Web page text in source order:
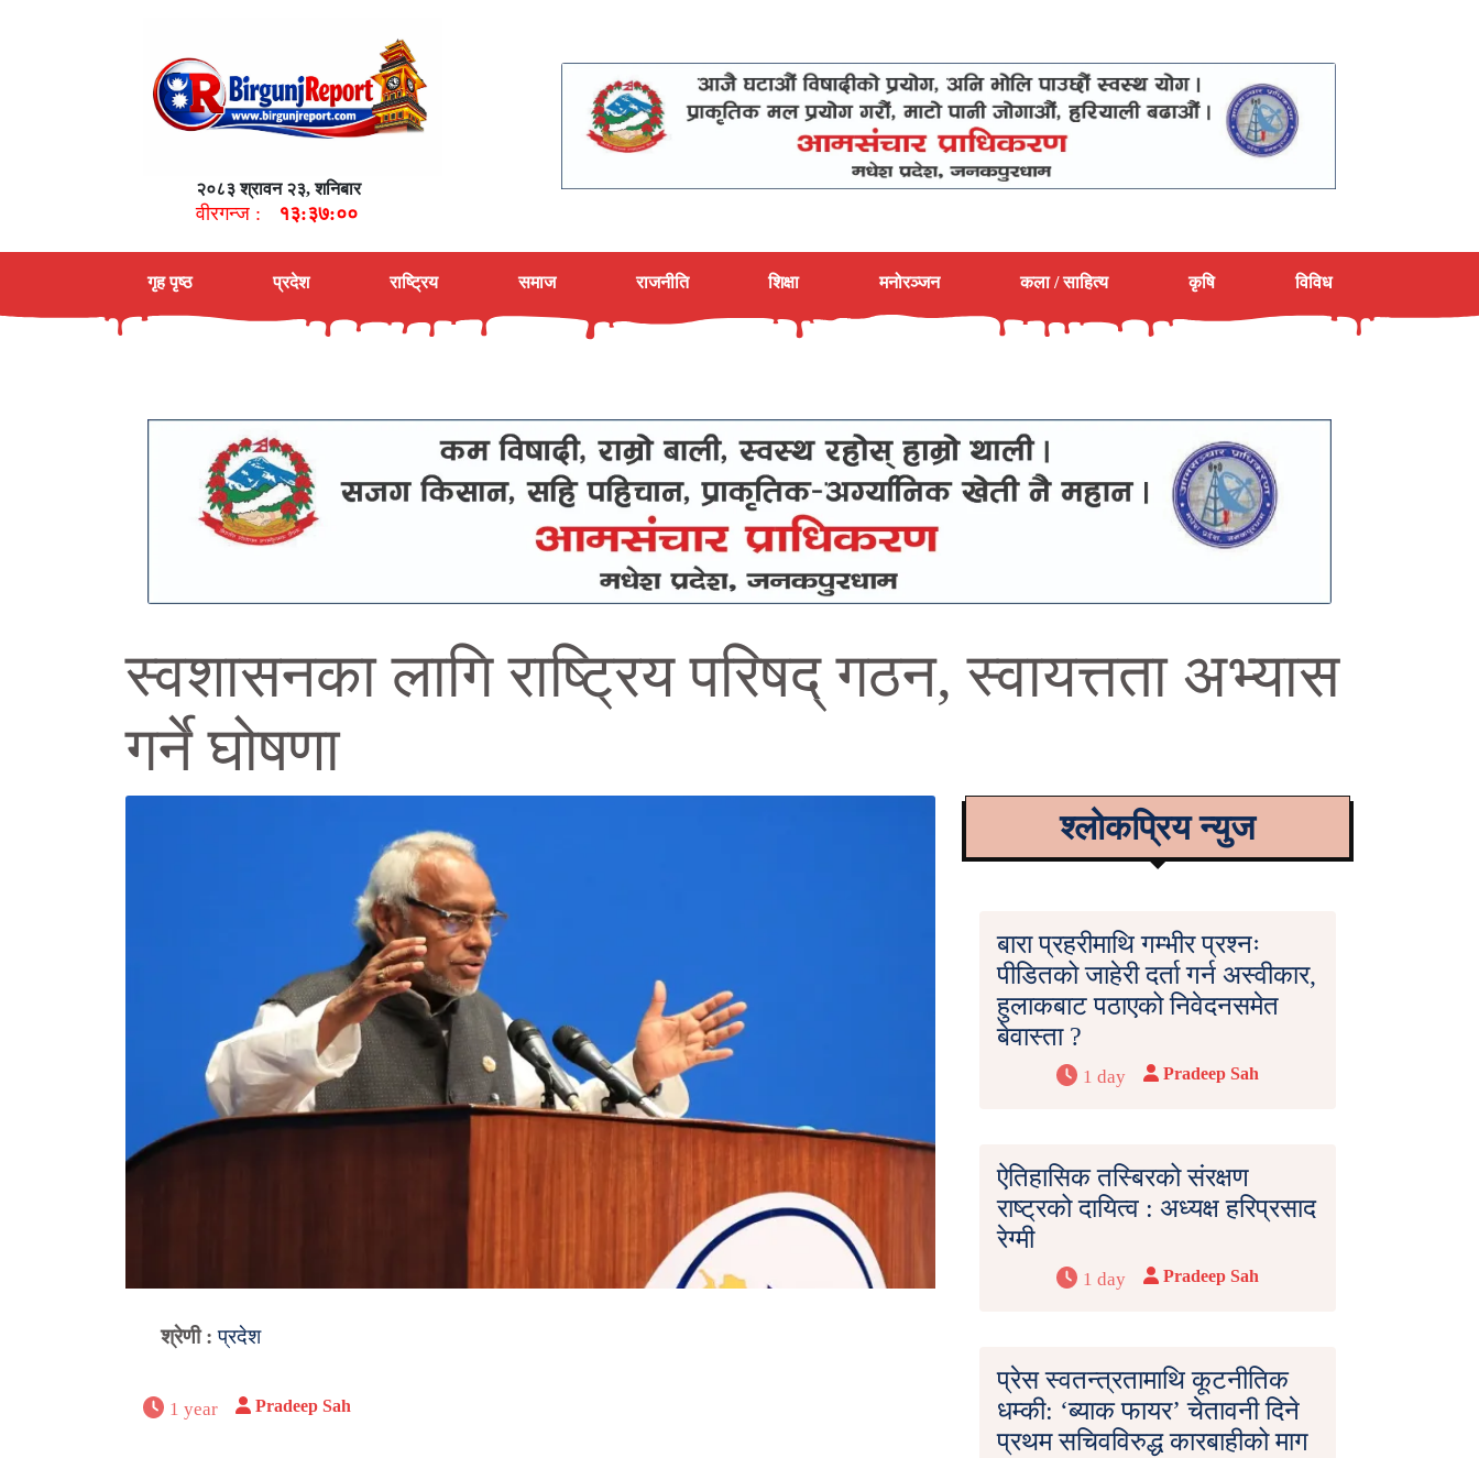
२०८३ श्रावन २३, शनिबार
वीरगन्ज : १३:३७:०१
गृह पृष्ठ प्रदेश राष्ट्रिय समाज राजनीति शिक्षा मनोरञ्जन कला / साहित्य कृषि विविध
स्वशासनका लागि राष्ट्रिय परिषद् गठन, स्वायत्तता अभ्यास
गर्ने घोषणा
श्रेणी :प्रदेश
1 year Pradeep Sah
श्लोकप्रिय न्युज
बारा प्रहरीमाथि गम्भीर प्रश्नः
पीडितको जाहेरी दर्ता गर्न अस्वीकार,
हुलाकबाट पठाएको निवेदनसमेत
बेवास्ता ?
1 day Pradeep Sah
ऐतिहासिक तस्बिरको संरक्षण
राष्ट्रको दायित्व : अध्यक्ष हरिप्रसाद
रेग्मी
1 day Pradeep Sah
प्रेस स्वतन्त्रतामाथि कूटनीतिक
धम्की: ‘ब्याक फायर’ चेतावनी दिने
प्रथम सचिवविरुद्ध कारबाहीको माग